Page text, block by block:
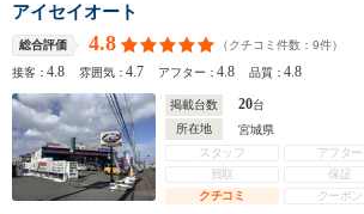
アイセイオート
総合評価 4.8 （クチコミ件数： 9件）
接客：4.8 雰囲気：4.7 アフター：4.8 品質：4.8
掲載台数 20台
所在地
宮城県
スタッフ
アフター
買取
保証
クチコミ
クーポン